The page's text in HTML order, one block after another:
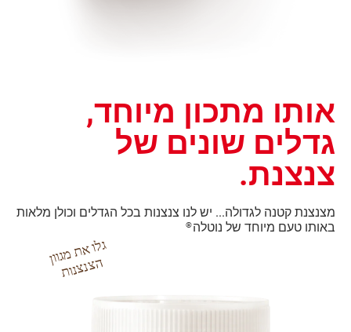
אותו מתכון מיוחד,
גדלים שונים של
צנצנת.
מצנצנת קטנה לגדולה... יש לנו צנצנות בכל הגדלים וכולן מלאות
באותו טעם מיוחד של נוטלה®
גל
ו א
ת
מ
גוון
ה
צ
נצ
נות